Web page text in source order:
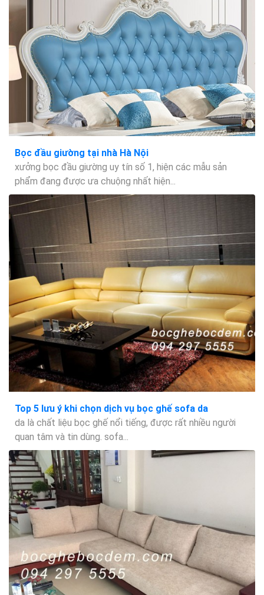
Bọc đầu giường tại nhà Hà Nội
xưởng bọc đầu giường uy tín số 1, hiện các mẫu sản
phẩm đang được ưa chuộng nhất hiện...
Top 5 lưu ý khi chọn dịch vụ bọc ghế sofa da
da là chất liệu bọc ghế nổi tiếng, được rất nhiều người
quan tâm và tin dùng. sofa...